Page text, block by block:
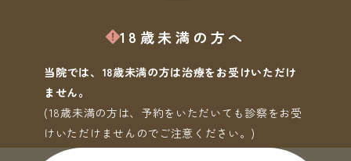
18歳未満の方へ
当院では、18歳未満の方は治療をお受けいただけ
ません。
(18歳未満の方は、予約をいただいても診察をお受
けいただけませんのでご注意ください。)